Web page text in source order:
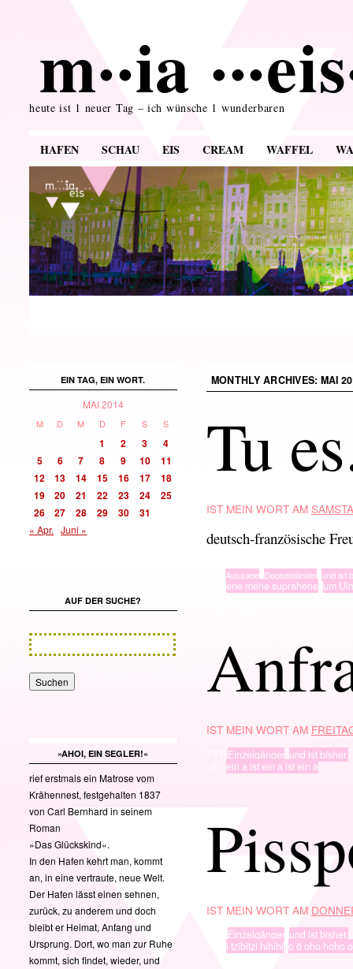
m··ia
heute ist 1 neuer Tag – ich wünsche 1 wunderbaren
HAFEN SCHAU EIS CREAM WAFFEL
MONTHLY ARCHIVES: MAI
Tu
IST MEIN WORT AM
deutsch-französische
Aussage, Doppelgänger, und ist
ene mene suprahene um
IST MEIN WORT AM
Einzelgänger, und ist bisher.
ein a ist ein a ist ein a
IST MEIN WORT AM
Einzelgänger, und ist bisher.
i tzibitzi hihihi o ö oho hoho
EIN TAG, EIN WORT.
MAI 2014
M D M D F S S
1 2 3
4
5
6 7 8 9 10
11
12
13 14 15 16 17
18
19
20 21 22 23 24
25
26
27 28 29 30 31
« Apr. Juni »
AUF DER SUCHE?
»AHOI, EIN SEGLER!«
rief erstmals ein Matrose vom
Krähennest, festgehalten 1837
von Carl Bernhard in seinem
Roman
»Das Glückskind«.
In den Hafen kehrt man, kommt
an, in eine vertraute, neue Welt.
Der Hafen lässt einen sehnen,
zurück, zu anderem und doch
bleibt er Heimat, Anfang und
Ursprung. Dort, wo man zur Ruhe
kommt, sich findet, wieder, und